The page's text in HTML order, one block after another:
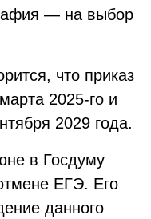
— на выбор
что приказ
2025-го и
2029 года.
в Госдуму
ЕГЭ. Его
данного